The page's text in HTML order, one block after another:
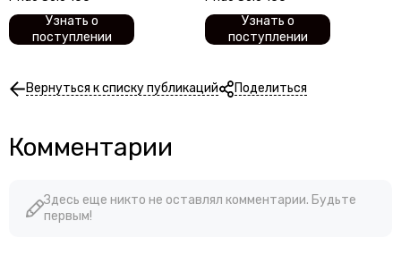
Узнать о
поступлении
Узнать о
поступлении
Вернуться к списку публикаций Поделиться
Комментарии
Здесь еще никто не оставлял комментарии. Будьте
первым!